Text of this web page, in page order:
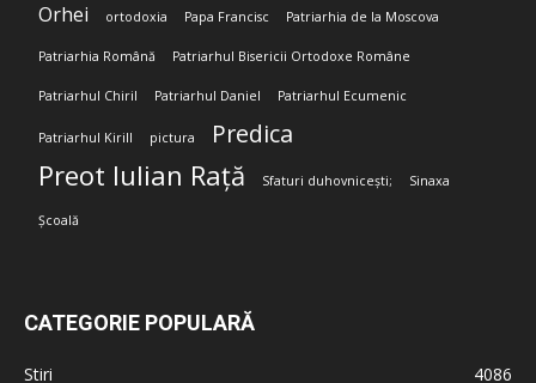
Orhei ortodoxia Papa Francisc Patriarhia de la Moscova
Patriarhia Română Patriarhul Bisericii Ortodoxe Române
Patriarhul Chiril Patriarhul Daniel Patriarhul Ecumenic
Patriarhul Kirill pictura Predica
Preot Iulian Rață Sfaturi duhovnicești; Sinaxa
Școală
CATEGORIE POPULARĂ
Stiri
4086